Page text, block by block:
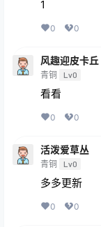
1
0 0
风趣迎皮卡丘
青铜 Lv0
看看
0 0
活泼爱草丛
青铜 Lv0
多多更新
0 0